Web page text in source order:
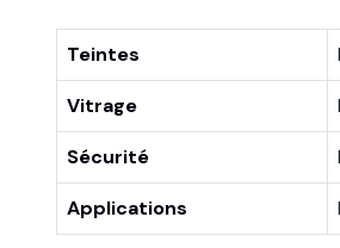
Teintes
Vitrage
Sécurité
Applications